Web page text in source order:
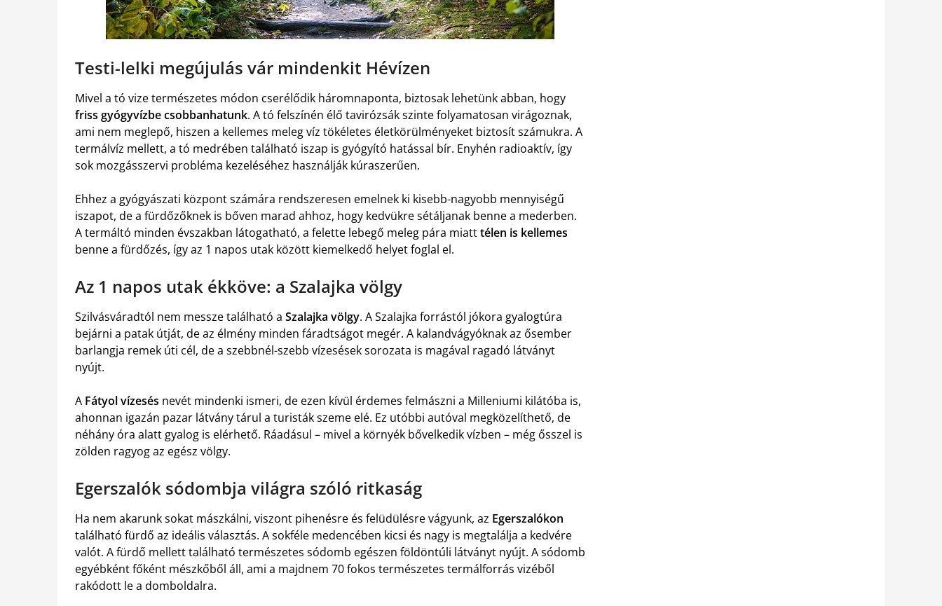
Testi-lelki megújulás vár mindenkit Hévízen
Mivel a tó vize természetes módon cserélődik háromnaponta, biztosak lehetünk abban, hogy
friss gyógyvízbe csobbanhatunk. A tó felszínén élő tavirózsák szinte folyamatosan virágoznak,
ami nem meglepő, hiszen a kellemes meleg víz tökéletes életkörülményeket biztosít számukra. A
termálvíz mellett, a tó medrében található iszap is gyógyító hatással bír. Enyhén radioaktív, így
sok mozgásszervi probléma kezeléséhez használják kúraszerűen.
Ehhez a gyógyászati központ számára rendszeresen emelnek ki kisebb-nagyobb mennyiségű
iszapot, de a fürdőzőknek is bőven marad ahhoz, hogy kedvükre sétáljanak benne a mederben.
A termáltó minden évszakban látogatható, a felette lebegő meleg pára miatttélen is kellemes
benne a fürdőzés, így az 1 napos utak között kiemelkedő helyet foglal el.
Az 1 napos utak ékköve: a Szalajka völgy
Szilvásváradtól nem messze található a Szalajka völgy. A Szalajka forrástól jókora gyalogtúra
bejárni a patak útját, de az élmény minden fáradtságot megér. A kalandvágyóknak az ősember
barlangja remek úti cél, de a szebbnél-szebb vízesések sorozata is magával ragadó látványt
nyújt.
A Fátyol vízesés nevét mindenki ismeri, de ezen kívül érdemes felmászni a Milleniumi kilátóba is,
ahonnan igazán pazar látvány tárul a turisták szeme elé. Ez utóbbi autóval megközelíthető, de
néhány óra alatt gyalog is elérhető. Ráadásul – mivel a környék bővelkedik vízben – még ősszel is
zölden ragyog az egész völgy.
Egerszalók sódombja világra szóló ritkaság
Ha nem akarunk sokat mászkálni, viszont pihenésre és felüdülésre vágyunk, az Egerszalókon
található fürdő az ideális választás. A sokféle medencében kicsi és nagy is megtalálja a kedvére
valót. A fürdő mellett található természetes sódomb egészen földöntúli látványt nyújt. A sódomb
egyébként főként mészkőből áll, ami a majdnem 70 fokos természetes termálforrás vizéből
rakódott le a domboldalra.